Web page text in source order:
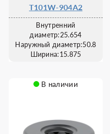
T101W-904A2
Внутренний
диаметр:25.654
Наружный диаметр:50.8
Ширина:15.875
В наличии